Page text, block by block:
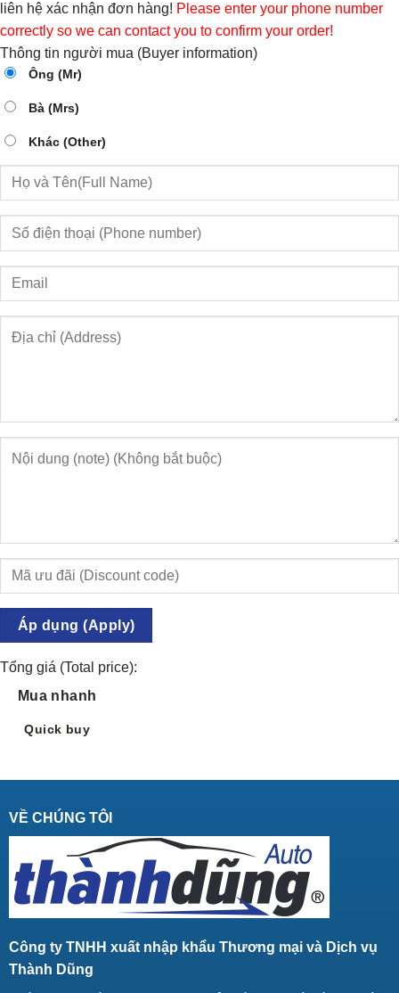
liên hệ xác nhận đơn hàng! Please enter your phone number
correctly so we can contact you to confirm your order!
Thông tin người mua (Buyer information)
Ông (Mr)
Bà (Mrs)
Khác (Other)
Áp dụng (Apply)
Tổng giá (Total price):
Mua nhanh
Quick buy
VỀ CHÚNG TÔI
Công ty TNHH xuất nhập khẩu Thương mại và Dịch vụ
Thành Dũng